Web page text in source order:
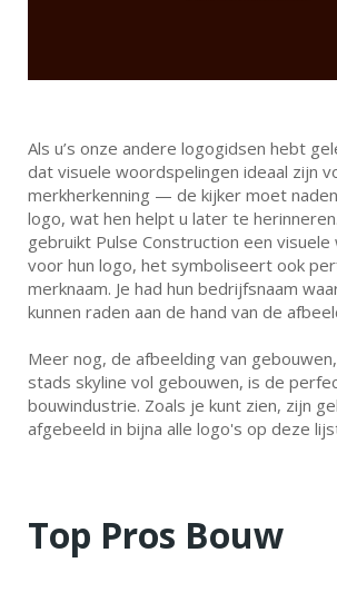
Als u’s onze andere logogidsen hebt
dat visuele woordspelingen ideaal zijn
merkherkenning — de kijker moet
logo, wat hen helpt u later te
gebruikt Pulse Construction een
voor hun logo, het symboliseert ook
merknaam. Je had hun bedrijfsnaam
kunnen raden aan de hand van de
Meer nog, de afbeelding van
stads skyline vol gebouwen, is de
bouwindustrie. Zoals je kunt zien, zijn
afgebeeld in bijna alle logo's op deze
Top Pros Bouw